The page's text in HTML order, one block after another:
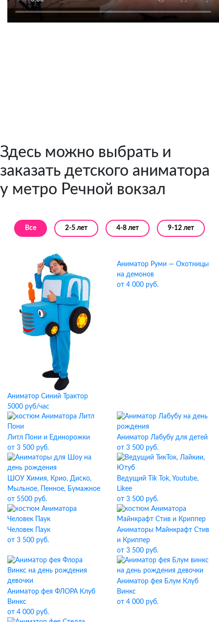
Здесь можно выбрать и
заказать детского аниматора
у метро Речной вокзал
Все 2-5 лет 4-8 лет 9-12 лет
Аниматор Синий Трактор
5000 руб/час
Аниматор Руми — Охотницы
на демонов
от 4 000 руб.
Литл Пони и Единорожки
от 3 500 руб.
Аниматор Лабубу для детей
от 3 500 руб.
ШОУ Химия, Крио, Диско,
Мыльное, Пенное, Бумажное
от 5500 руб.
Ведущий Tik Tok, Youtube,
Likee
от 3 500 руб.
Человек Паук
от 3 500 руб.
Аниматоры Майнкрафт Стив
и Криппер
от 3 500 руб.
Аниматор фея ФЛОРА Клуб
Винкс
от 4 000 руб.
Аниматор фея Блум Клуб
Винкс
от 4 000 руб.